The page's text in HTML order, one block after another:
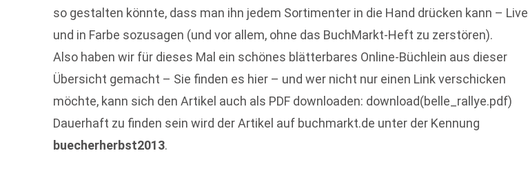
so gestalten könnte, dass man ihn jedem Sortimenter in die Hand drücken kann – Live
und in Farbe sozusagen (und vor allem, ohne das BuchMarkt-Heft zu zerstören).
Also haben wir für dieses Mal ein schönes blätterbares Online-Büchlein aus dieser
Übersicht gemacht – Sie finden es hier – und wer nicht nur einen Link verschicken
möchte, kann sich den Artikel auch als PDF downloaden: download(belle_rallye.pdf)
Dauerhaft zu finden sein wird der Artikel auf buchmarkt.de unter der Kennung
buecherherbst2013.